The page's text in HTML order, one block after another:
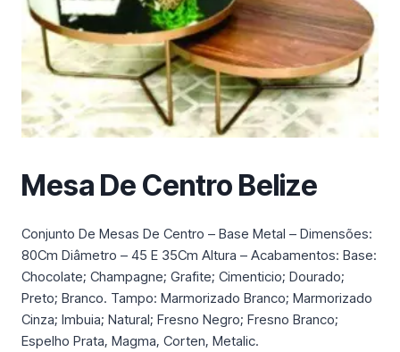
m
Mesa De Centro Belize
Conjunto De Mesas De Centro – Base Metal – Dimensões:
80Cm Diâmetro – 45 E 35Cm Altura – Acabamentos: Base:
Chocolate; Champagne; Grafite; Cimenticio; Dourado;
Preto; Branco. Tampo: Marmorizado Branco; Marmorizado
Cinza; Imbuia; Natural; Fresno Negro; Fresno Branco;
Espelho Prata, Magma, Corten, Metalic.